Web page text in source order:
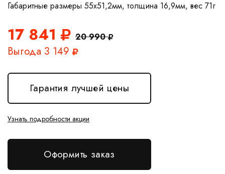
17 841 20 990
Выгода 3 149
Гарантия лучшей цены
Узнать подробности акции
Оформить заказ